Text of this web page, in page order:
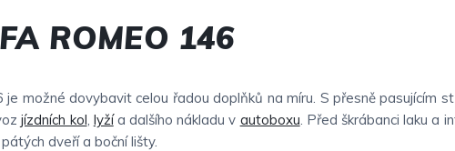
ROMEO 146
možné dovybavit celou řadou doplňků na míru. S přesně pasujícím
jízdních kol, lyžía dalšího nákladu v autoboxu. Před škrábanci laku a
dveří a boční lišty.